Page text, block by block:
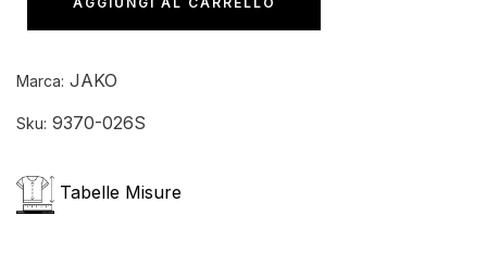
Marca: JAKO
Sku: 9370-026S
Tabelle Misure